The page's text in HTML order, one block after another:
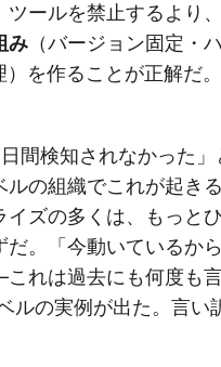
ールを禁止するより、
み （バージョン固定・
）を作ることが正解だ
間検知されなかった」
ルの組織でこれが起き
イズの多くは、もっと
だ。「今動いているか
れは過去にも何度も
ルの実例が出た。言い